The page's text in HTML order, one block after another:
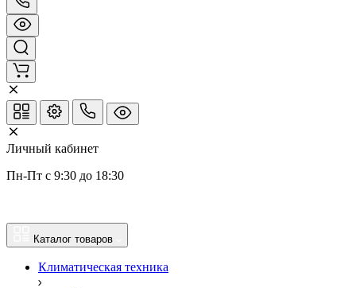
Личный кабинет
Пн-Пт с 9:30 до 18:30
Каталог товаров
Климатическая техника